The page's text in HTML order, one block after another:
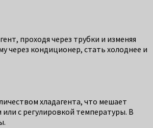
проходя через трубки и изменяя
через кондиционер, стать холоднее и
хладагента, что мешает
с регулировкой температуры. В